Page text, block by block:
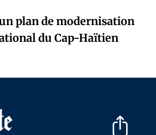
un plan de modernisation
du Cap-Haïtien